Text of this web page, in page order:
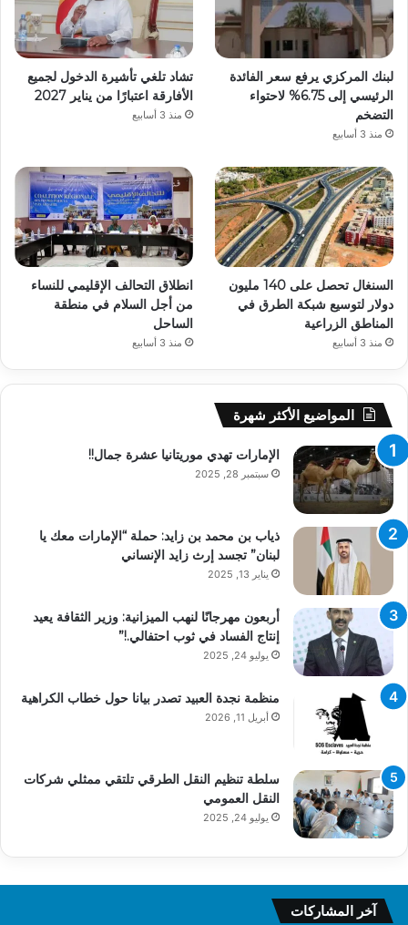
لبنك المركزي يرفع سعر الفائدة
الرئيسي إلى 6.75% لاحتواء
التضخم
منذ 3 أسابيع
تشاد تلغي تأشيرة الدخول لجميع
الأفارقة اعتبارًا من يناير 2027
منذ 3 أسابيع
السنغال تحصل على 140 مليون
دولار لتوسيع شبكة الطرق في
المناطق الزراعية
منذ 3 أسابيع
انطلاق التحالف الإقليمي للنساء
من أجل السلام في منطقة
الساحل
منذ 3 أسابيع
المواضيع الأكثر شهرة
الإمارات تهدي موريتانيا عشرة جمال!!
سبتمبر 28, 2025
ذياب بن محمد بن زايد: حملة “الإمارات معك يا
لبنان” تجسد إرث زايد الإنساني
يناير 13, 2025
أربعون مهرجانًا لنهب الميزانية: وزير الثقافة يعيد
إنتاج الفساد في ثوب احتفالي.!”
يوليو 24, 2025
منظمة نجدة العبيد تصدر بيانا حول خطاب الكراهية
أبريل 11, 2026
سلطة تنظيم النقل الطرقي تلتقي ممثلي شركات
النقل العمومي
يوليو 24, 2025
آخر المشاركات